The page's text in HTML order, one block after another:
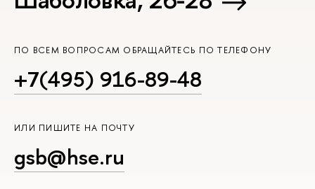
ПО ВСЕМ ВОПРОСАМ ОБРАЩАЙТЕСЬ ПО ТЕЛЕФОНУ
+7(495) 916-89-48
ИЛИ ПИШИТЕ НА ПОЧТУ
gsb@hse.ru